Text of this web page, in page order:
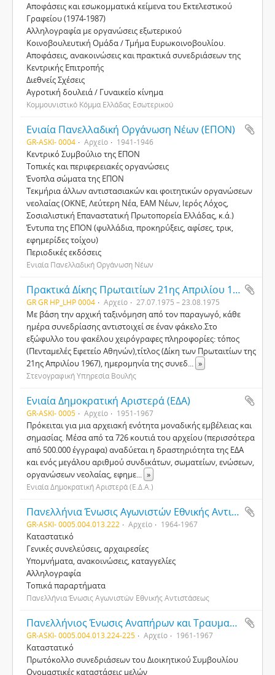
Αποφάσεις και εσωκοµµατικά κείµενα του Εκτελεστικού
Γραφείου (1974-1987)
Αλληλογραφία µε οργανώσεις εξωτερικού
Kοινοβουλευτική Oµάδα / Tµήµα Eυρωκοινοβουλίου.
Aποφάσεις, ανακοινώσεις και πρακτικά συνεδριάσεων της
Κεντρικής Επιτροπής
∆ιεθνείς Σχέσεις
Αγροτική δουλειά / Γυναικείο κίνηµα
Κοµµουνιστικό Κόµµα Ελλάδας Εσωτερικού
Ενιαία Πανελλαδική Οργάνωση Νέων (ΕΠΟΝ)
GR-ASKI- 0004 Αρχείο 1941-1946
Κεντρικό Συµβούλιο της ΕΠΟΝ
Τοπικές και περιφερειακές οργανώσεις
Ένοπλα σώµατα της ΕΠΟΝ
Τεκµήρια άλλων αντιστασιακών και φοιτητικών οργανώσεων
νεολαίας (ΟΚΝΕ, Λεύτερη Νέα, ΕΑΜ Νέων, Ιερός Λόχος,
Σοσιαλιστική Επαναστατική Πρωτοπορεία Ελλάδας, κ.ά.)
Έντυπα της ΕΠΟΝ (φυλλάδια, προκηρύξεις, αφίσες, τρικ,
εφηµερίδες τοίχου)
Περιοδικές εκδόσεις
Ενιαία Πανελλαδική Οργάνωση Νέων
Πρακτικά Δίκης Πρωταιτίων 21ης Απριλίου 1967
GR GR HP_LHP 0004 Αρχείο 27.07.1975 – 23.08.1975
Με βάση την αρχική ταξινόμηση από τον παραγωγό, κάθε
ημέρα συνεδρίασης αντιστοιχεί σε έναν φάκελο.Στο
εξώφυλλο του φακέλου χειρόγραφες πληροφορίες: τόπος
(Πενταμελές Εφετείο Αθηνών),τίτλος (Δίκη των Πρωταιτίων της
21ης Απριλίου 1967), ημερομηνία της συνεδ... »
Στενογραφική Υπηρεσία Βουλής
Ενιαία Δηµοκρατική Αριστερά (ΕΔΑ)
GR-ASKI- 0005 Αρχείο 1951-1967
Πρόκειται για µια αρχειακή ενότητα µοναδικής εµβέλειας και
σηµασίας. Μέσα από τα 726 κουτιά του αρχείου (περισσότερα
από 500.000 έγγραφα) αναδύεται η δραστηριότητα της ΕΔΑ
και ενός µεγάλου αριθµού συνδικάτων, σωµατείων, ενώσεων,
οργανώσεων νεολαίας, εφηµε... »
Ενιαία Δηµοκρατική Αριστερά (Ε.Δ.Α.)
Πανελλήνια Ένωσις Αγωνιστών Εθνικής Αντιστάσεως (ΠΕΑΕΑ)
GR-ASKI- 0005.004.013.222 Αρχείο 1964-1967
Καταστατικό
Γενικές συνελεύσεις, αρχαιρεσίες
Υποµνήµατα, ανακοινώσεις, καταγγελίες
Αλληλογραφία
Τοπικά παραρτήµατα
Πανελλήνια Ένωσις Αγωνιστών Εθνικής Αντιστάσεως
Πανελλήνιος Ένωσις Αναπήρων και Τραυµατιών Εθνικής Αντιστάσεως περιόδου 1941-1944 (ΠΕΑΤΕΑ)
GR-ASKI- 0005.004.013.224-225 Αρχείο 1961-1967
Καταστατικό
Πρωτόκολλο συνεδριάσεων του Διοικητικού Συµβουλίου
Ονοµαστικές καταστάσεις µελών